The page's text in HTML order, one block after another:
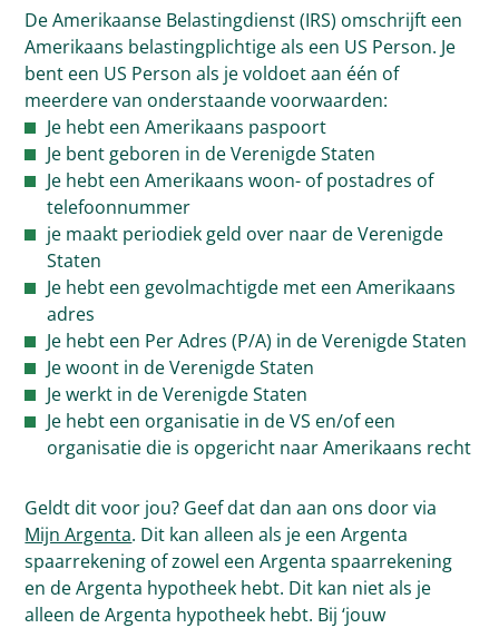
De Amerikaanse Belastingdienst (IRS) omschrijft een
Amerikaans belastingplichtige als een US Person. Je
bent een US Person als je voldoet aan één of
meerdere van onderstaande voorwaarden:
Je hebt een Amerikaans paspoort
Je bent geboren in de Verenigde Staten
Je hebt een Amerikaans woon- of postadres of
telefoonnummer
je maakt periodiek geld over naar de Verenigde
Staten
Je hebt een gevolmachtigde met een Amerikaans
adres
Je hebt een Per Adres (P/A) in de Verenigde Staten
Je woont in de Verenigde Staten
Je werkt in de Verenigde Staten
Je hebt een organisatie in de VS en/of een
organisatie die is opgericht naar Amerikaans recht
Geldt dit voor jou? Geef dat dan aan ons door via
Mijn Argenta. Dit kan alleen als je een Argenta
spaarrekening of zowel een Argenta spaarrekening
en de Argenta hypotheek hebt. Dit kan niet als je
alleen de Argenta hypotheek hebt. Bij ‘jouw